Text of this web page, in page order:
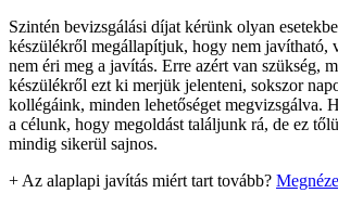
Szintén bevizsgálási díjat kérünk olyan
készülékről megállapítjuk, hogy nem javítható,
nem éri meg a javítás. Erre azért van szükség,
készülékről ezt ki merjük jelenteni, sokszor
kollégáink, minden lehetőséget megvizsgálva.
a célunk, hogy megoldást találjunk rá, de ez
mindig sikerül sajnos.
+ Az alaplapi javítás miért tart tovább?